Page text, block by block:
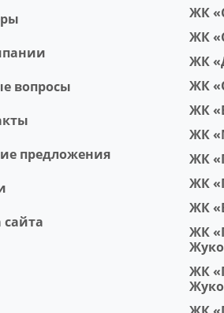
вопросы
предложения
сайта
ЖК
ЖК
ЖК
ЖК
ЖК
ЖК
ЖК
ЖК
ЖК
ЖК
ЖК